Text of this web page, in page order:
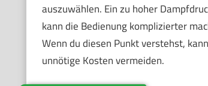
auszuwählen. Ein zu hoher
kann die Bedienung komplizierter
Wenn du diesen Punkt verstehst,
unnötige Kosten vermeiden.